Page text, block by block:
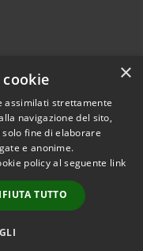
© 2026 • Comune di
Santa Teresa Gallura •
byMunicipium
Accesso redazione
×
assimilati strettamente
navigazione del sito,
fine di elaborare
e anonime.
policy al seguente link
TUTTO